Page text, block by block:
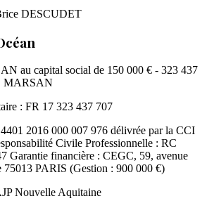
DESCUDET
au capital social de 150 000 € - 323 437
MARSAN
: FR 17 323 437 707
2016 000 007 976 délivrée par la CCI
Civile Professionnelle : RC
Garantie financière : CEGC, 59, avenue
75013 PARIS (Gestion : 900 000 €)
Nouvelle Aquitaine